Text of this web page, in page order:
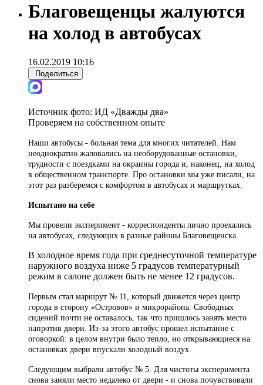
Благовещенцы жалуются
на холод в автобусах
16.02.2019 10:16
Поделиться
Источник фото: ИД «Дважды два»
Проверяем на собственном опыте
Наши автобусы - больная тема для многих читателей. Нам
неоднократно жаловались на необорудованные остановки,
трудности с поездками на окраины города и, наконец, на холод
в общественном транспорте. Про остановки мы уже писали, на
этот раз разберемся с комфортом в автобусах и маршрутках.
Испытано на себе
Мы провели эксперимент - корреспонденты лично проехались
на автобусах, следующих в разные районы Благовещенска.
В холодное время года при среднесуточной температуре
наружного воздуха ниже 5 градусов температурный
режим в салоне должен быть не менее 12 градусов.
Первым стал маршрут № 11, который движется через центр
города в сторону «Островов» и микрорайона. Свободных
сидений почти не оставалось, так что пришлось занять место
напротив двери. Из-за этого автобус прошел испытание с
оговоркой: в целом внутри было тепло, но открывающиеся на
остановках двери впускали холодный воздух.
Следующим выбрали автобус № 5. Для чистоты эксперимента
снова заняли место недалеко от двери - и снова почувствовали